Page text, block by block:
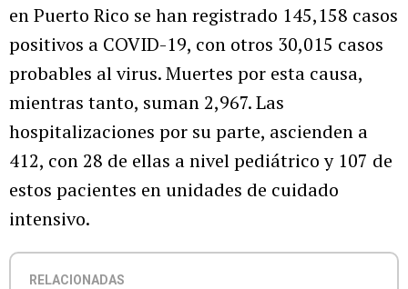
en Puerto Rico se han registrado 145,158 casos
positivos a COVID-19, con otros 30,015 casos
probables al virus. Muertes por esta causa,
mientras tanto, suman 2,967. Las
hospitalizaciones por su parte, ascienden a
412, con 28 de ellas a nivel pediátrico y 107 de
estos pacientes en unidades de cuidado
intensivo.
RELACIONADAS